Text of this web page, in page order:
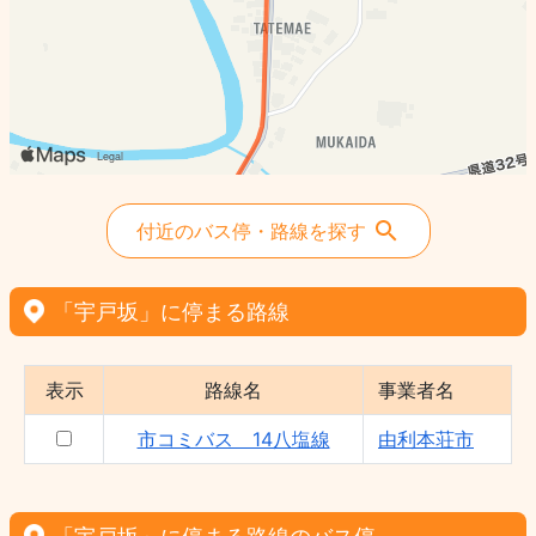
付近のバス停・路線を探す
「宇戸坂」に停まる路線
表示 路線名 事業者名
市コミバス 14八塩線 由利本荘市